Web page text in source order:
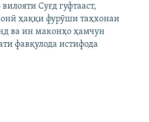
Суғд гуфтааст,
ҳаққи фурӯши таҳхонаи
ва ин маконҳо ҳамчун
фавқулода истифода